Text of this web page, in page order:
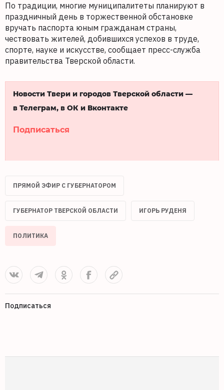
По традиции, многие муниципалитеты планируют в
праздничный день в торжественной обстановке
вручать паспорта юным гражданам страны,
чествовать жителей, добившихся успехов в труде,
спорте, науке и искусстве, сообщает пресс-служба
правительства Тверской области.
Новости Твери и городов Тверской области —
в Телеграм, в ОК и Вконтакте
Подписаться
ПРЯМОЙ ЭФИР С ГУБЕРНАТОРОМ
ГУБЕРНАТОР ТВЕРСКОЙ ОБЛАСТИ ИГОРЬ РУДЕНЯ
ПОЛИТИКА
Подписаться